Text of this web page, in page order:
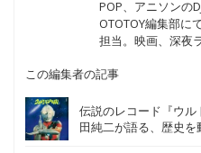
POP、アニソンの
OTOTOY編集部に
担当。映画、深夜
この編集者の記事
伝説のレコード『ウ
田純二が語る、歴史